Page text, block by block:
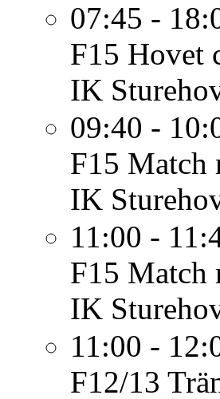
07:45 -
F15 Hovet
IK
09:40 -
F15 Match
IK
11:00 -
F15 Match
IK
11:00 -
F12/13